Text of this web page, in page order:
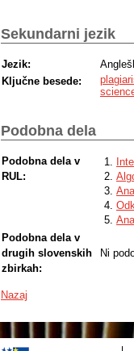
Sekundarni jezik
Jezik:
Ključne besede:
Podobna dela
Podobna dela v
RUL:
Podobna dela v
drugih slovenskih
zbirkah:
Ni
Nazaj